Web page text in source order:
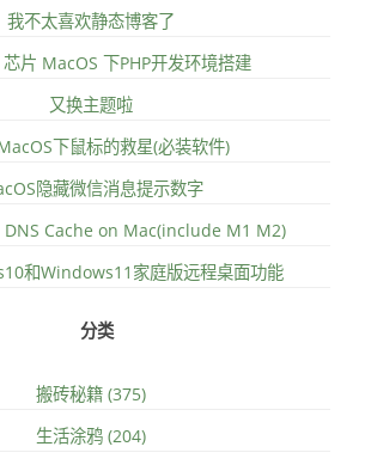
我不太喜欢静态博客了
片 MacOS 下PHP开发环境搭建
又换主题啦
下鼠标的救星(必装软件)
隐藏微信消息提示数字
Cache on Mac(include M1 M2)
和Windows11家庭版远程桌面功能
分类
搬砖秘籍 (375)
生活涂鸦 (204)